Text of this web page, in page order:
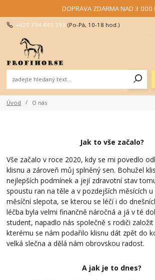
DOPRAVA ZDARMA NAD 3 000
+420 734 845 393 (Po-Pá, 10-18 hod.)
Úvod O nás
Jak to vše začalo?
Vše začalo v roce 2020, kdy se mi povedlo
klisnu a zároveň můj splněný sen. Bohužel
nejlepších podmínek a její zdravotní stav
spoustu ran na těle a v pozdejších měsících
měsíční slepota, se kterou se léčí i do
léčba byla velmi finančně náročná a já v té
student, napadlo nás společně s rodiči
kterému se nám podařilo klisnu dát zpět do
velká slečna a dělá nám obrovskou radost.
A jak je to dnes?